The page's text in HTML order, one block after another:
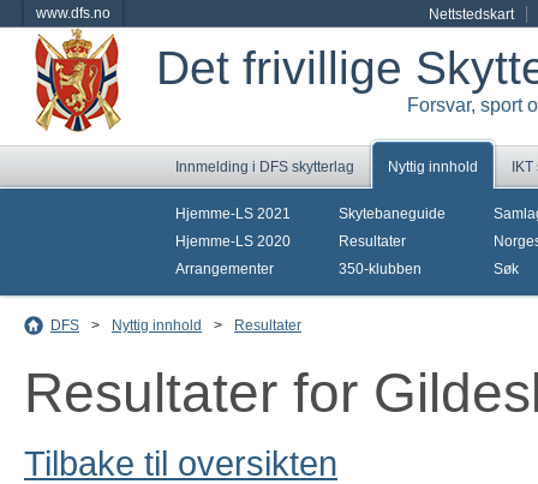
www.dfs.no Nettstedskart
Det frivillige
Forsvar, sport
Innmelding i DFS skytterlag Nyttig innhold
Hjemme-LS 2021
Hjemme-LS 2020
Arrangementer
Skytebaneguide
Resultater
350-klubben
Søk
DFS > Nyttig innhold > Resultater
Resultater for
Tilbake til oversikten